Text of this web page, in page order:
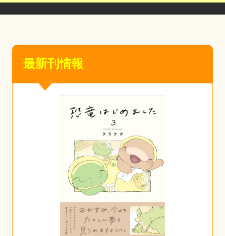
最新刊情報